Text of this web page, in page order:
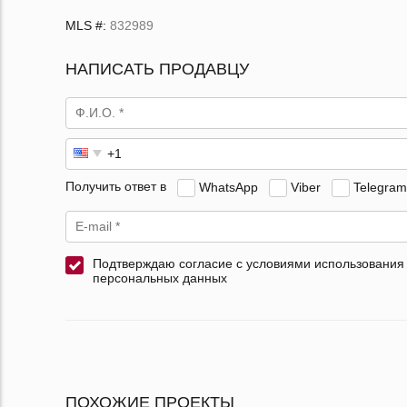
MLS #: 832989
НАПИСАТЬ ПРОДАВЦУ
Получить ответ в WhatsApp Viber Telegram
Подтверждаю согласие с условиями использования
персональных данных
ПОХОЖИЕ ПРОЕКТЫ